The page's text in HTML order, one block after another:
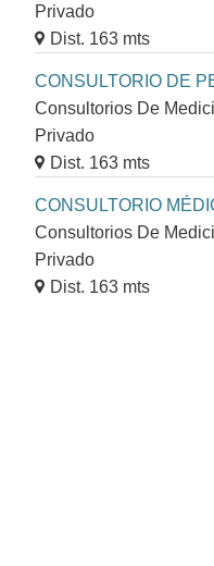
Privado
Dist. 163 mts
CONSULTORIO DE
Consultorios De
Privado
Dist. 163 mts
CONSULTORIO
Consultorios De
Privado
Dist. 163 mts